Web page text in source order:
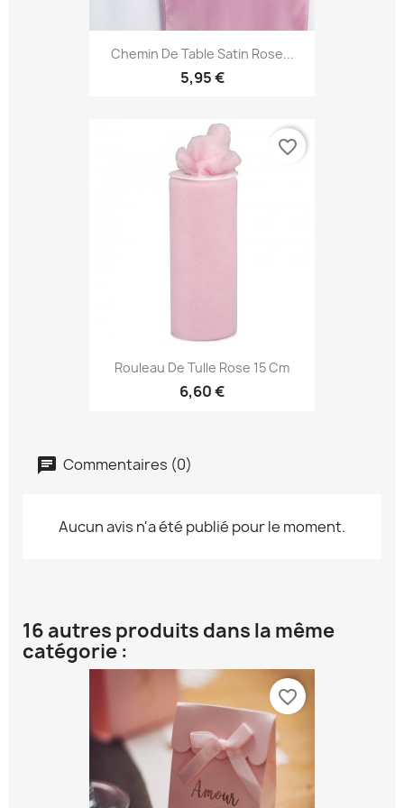
Chemin De Table Satin Rose...
5,95 €
Rouleau De Tulle Rose 15 Cm
6,60 €
favorite_border
Commentaires (0)
Aucun avis n'a été publié pour le moment.
16 autres produits dans la même
catégorie :
favorite_border